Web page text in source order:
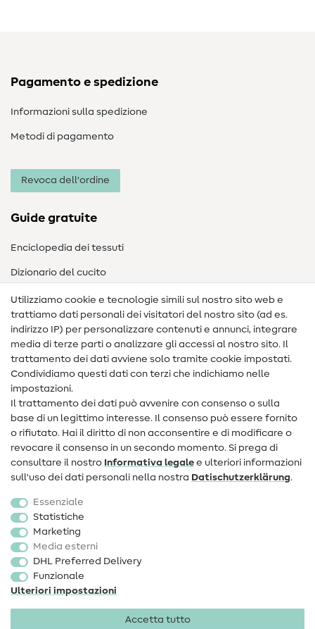
Pagamento e spedizione
Informazioni sulla spedizione
Metodi di pagamento
Revoca dell'ordine
Guide gratuite
Enciclopedia dei tessuti
Dizionario del cucito
Nähanleitungen
Assistenza e contatto
Contatto
Informazioni sul nuovo proprietario
FAQ
Diritto di recesso
Popolare
Accessori cucito
Sale
Utilizziamo cookie e tecnologie simili sul nostro sito web e
trattiamo dati personali dei visitatori del nostro sito (ad es.
indirizzo IP) per personalizzare contenuti e annunci, integrare
media di terze parti o analizzare gli accessi al nostro sito. Il
trattamento dei dati avviene solo tramite cookie impostati.
Condividiamo questi dati con terzi che indichiamo nelle
impostazioni.
Il trattamento dei dati può avvenire con consenso o sulla
base di un legittimo interesse. Il consenso può essere fornito
o rifiutato. Hai il diritto di non acconsentire e di modificare o
revocare il consenso in un secondo momento. Si prega di
consultare il nostro Informativa legale e ulteriori informazioni
sull'uso dei dati personali nella nostra Dati­schutz­erklärung.
Essenziale
Statistiche
Marketing
Media esterni
DHL Preferred Delivery
Funzionale
Ulteriori impostazioni
Accetta tutto